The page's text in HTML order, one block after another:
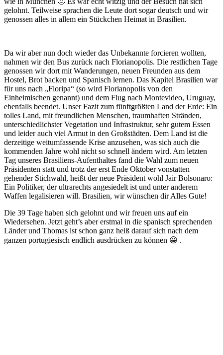
gelohnt. Teilweise sprachen die Leute dort sogar deutsch und wir
genossen alles in allem ein Stückchen Heimat in Brasilien.
Da wir aber nun doch wieder das Unbekannte forcieren wollten,
nahmen wir den Bus zurück nach Florianopolis. Die restlichen Tage
genossen wir dort mit Wanderungen, neuen Freunden aus dem
Hostel, Brot backen und Spanisch lernen. Das Kapitel Brasilien war
für uns nach „Floripa“ (so wird Florianopolis von den
Einheimischen genannt) und dem Flug nach Montevideo, Uruguay,
ebenfalls beendet. Unser Fazit zum fünftgrößten Land der Erde: Ein
tolles Land, mit freundlichen Menschen, traumhaften Stränden,
unterschiedlichster Vegetation und Infrastruktur, sehr gutem Essen
und leider auch viel Armut in den Großstädten. Dem Land ist die
derzeitige weitumfassende Krise anzusehen, was sich auch die
kommenden Jahre wohl nicht so schnell ändern wird. Am letzten
Tag unseres Brasiliens-Aufenthaltes fand die Wahl zum neuen
Präsidenten statt und trotz der erst Ende Oktober vonstatten
gehender Stichwahl, heißt der neue Präsident wohl Jair Bolsonaro:
Ein Politiker, der ultrarechts angesiedelt ist und unter anderem
Waffen legalisieren will. Brasilien, wir wünschen dir Alles Gute!
Die 39 Tage haben sich gelohnt und wir freuen uns auf ein
Wiedersehen. Jetzt geht’s aber erstmal in die spanisch sprechenden
Länder und Thomas ist schon ganz heiß darauf sich nach dem
ganzen portugiesisch endlich ausdrücken zu können 😀 .